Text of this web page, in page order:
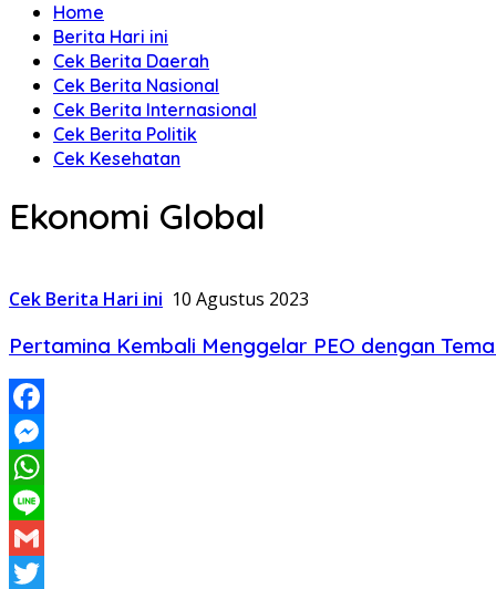
Home
Berita Hari ini
Cek Berita Daerah
Cek Berita Nasional
Cek Berita Internasional
Cek Berita Politik
Cek Kesehatan
Ekonomi Global
Cek Berita Hari ini 10 Agustus 2023
Pertamina Kembali Menggelar PEO dengan
Facebook
Messenger
WhatsApp
Line
Gmail